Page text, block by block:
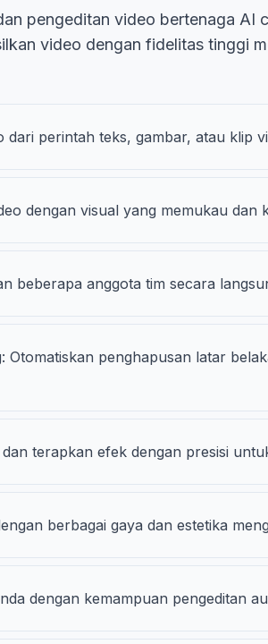
pengeditan video bertenaga
video dengan fidelitas tinggi
dari perintah teks, gambar, atau klip
dengan visual yang memukau
beberapa anggota tim secara
Otomatiskan penghapusan latar
terapkan efek dengan presisi
berbagai gaya dan estetika
dengan kemampuan pengeditan